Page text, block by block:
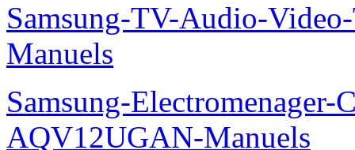
Samsung-TV-Audio-
Manuels
Samsung-Electromenager-
AQV12UGAN-Manuels